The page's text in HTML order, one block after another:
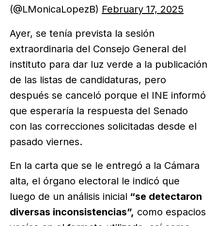
(@LMonicaLopezB) February 17, 2025
Ayer, se tenía prevista la sesión
extraordinaria del Consejo General del
instituto para dar luz verde a la publicación
de las listas de candidaturas, pero
después se canceló porque el INE informó
que esperaría la respuesta del Senado
con las correcciones solicitadas desde el
pasado viernes.
En la carta que se le entregó a la Cámara
alta, el órgano electoral le indicó que
luego de un análisis inicial “se detectaron
diversas inconsistencias”, como espacios